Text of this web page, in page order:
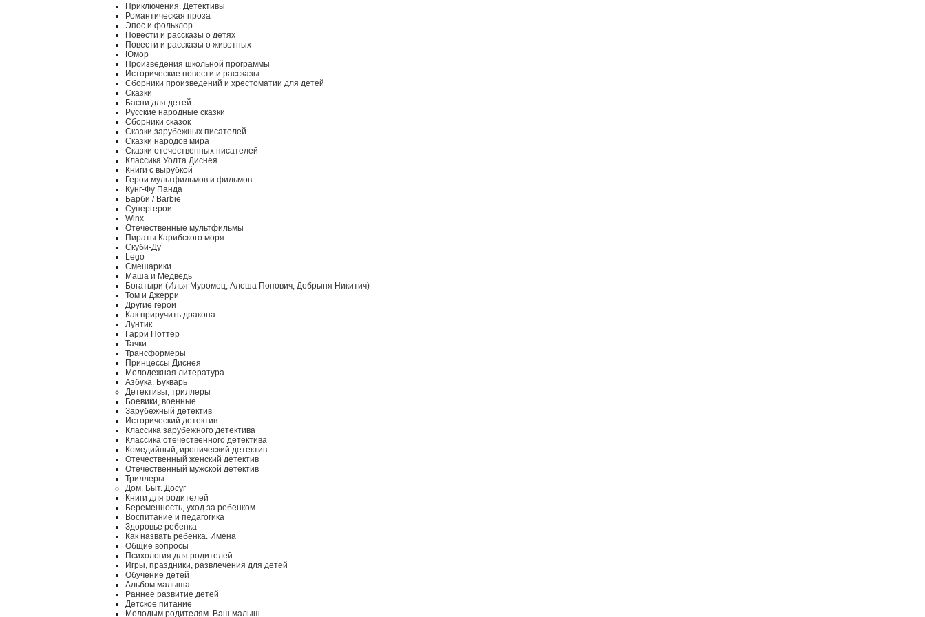
Приключения. Детективы
Романтическая проза
Эпос и фольклор
Повести и рассказы о детях
Повести и рассказы о животных
Юмор
Произведения школьной программы
Исторические повести и рассказы
Сборники произведений и хрестоматии для детей
Сказки
Басни для детей
Русские народные сказки
Сборники сказок
Сказки зарубежных писателей
Сказки народов мира
Сказки отечественных писателей
Классика Уолта Диснея
Книги с вырубкой
Герои мультфильмов и фильмов
Кунг-Фу Панда
Барби / Barbie
Супергерои
Winx
Отечественные мультфильмы
Пираты Карибского моря
Скуби-Ду
Lego
Смешарики
Маша и Медведь
Богатыри (Илья Муромец, Алеша Попович, Добрыня Никитич)
Том и Джерри
Другие герои
Как приручить дракона
Лунтик
Гарри Поттер
Тачки
Трансформеры
Принцессы Диснея
Молодежная литература
Азбука. Букварь
Детективы, триллеры
Боевики, военные
Зарубежный детектив
Исторический детектив
Классика зарубежного детектива
Классика отечественного детектива
Комедийный, иронический детектив
Отечественный женский детектив
Отечественный мужской детектив
Триллеры
Дом. Быт. Досуг
Книги для родителей
Беременность, уход за ребенком
Воспитание и педагогика
Здоровье ребенка
Как назвать ребенка. Имена
Общие вопросы
Психология для родителей
Игры, праздники, развлечения для детей
Обучение детей
Альбом малыша
Раннее развитие детей
Детское питание
Молодым родителям. Ваш малыш